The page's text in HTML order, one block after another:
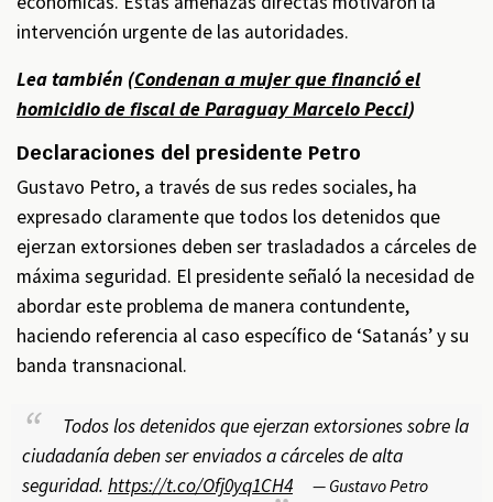
intervención urgente de las autoridades.
Lea también (Condenan a mujer que financió el
homicidio de fiscal de Paraguay Marcelo Pecci)
Declaraciones del presidente Petro
Gustavo Petro, a través de sus redes sociales, ha
expresado claramente que todos los detenidos que
ejerzan extorsiones deben ser trasladados a cárceles de
máxima seguridad. El presidente señaló la necesidad de
abordar este problema de manera contundente,
haciendo referencia al caso específico de ‘Satanás’ y su
banda transnacional.
Todos los detenidos que ejerzan extorsiones sobre la
ciudadanía deben ser enviados a cárceles de alta
seguridad. https://t.co/Ofj0yq1CH4
— Gustavo Petro